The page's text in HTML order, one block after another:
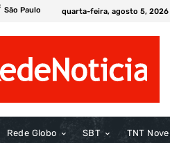
São Paulo quarta-feira, agosto 5, 2026
Rede Globo SBT TNT